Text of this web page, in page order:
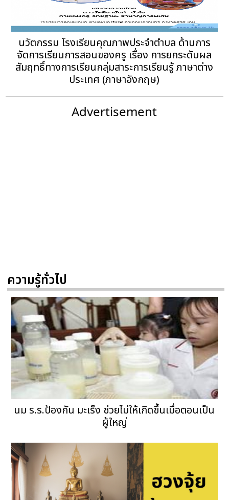
นวัตกรรม โรงเรียนคุณภาพประจำตำบล ด้านการ
จัดการเรียนการสอนของครู เรื่อง การยกระดับผล
สัมฤทธิ์ทางการเรียนกลุ่มสาระการเรียนรู้ ภาษาต่าง
ประเทศ (ภาษาอังกฤษ)
Advertisement
ความรู้ทั่วไป
นม ร.ร.ป้องกัน มะเร็ง ช่วยไม่ให้เกิดขึ้นเมื่อตอนเป็น
ผู้ใหญ่